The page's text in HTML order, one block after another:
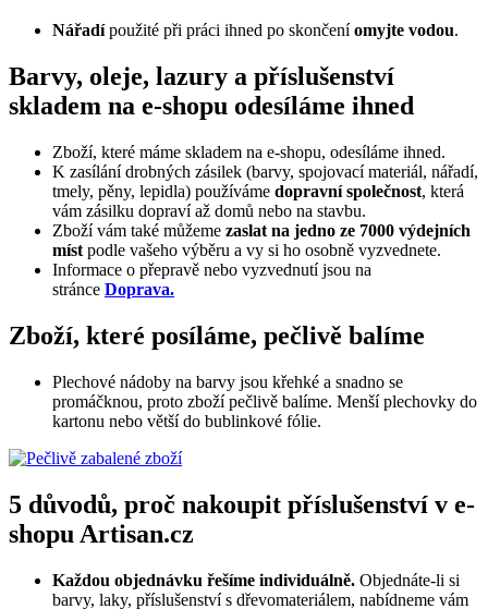
Nářadípoužité při práci ihned po skončeníomyjte vodou.
Barvy, oleje, lazury a příslušenství
skladem na e-shopu odesíláme ihned
Zboží, které máme skladem na e-shopu, odesíláme ihned.
K zasílání drobných zásilek (barvy, spojovací materiál, nářadí,
tmely, pěny, lepidla) používáme dopravní společnost, která
vám zásilku dopraví až domů nebo na stavbu.
Zboží vám také můžeme zaslat na jedno ze 7000 výdejních
míst podle vašeho výběru a vy si ho osobně vyzvednete.
Informace o přepravě nebo vyzvednutí jsou na
stránce Doprava.
Zboží, které posíláme, pečlivě balíme
Plechové nádoby na barvy jsou křehké a snadno se
promáčknou, proto zboží pečlivě balíme. Menší plechovky do
kartonu nebo větší do bublinkové fólie.
5 důvodů, proč nakoupit příslušenství v e-
shopu Artisan.cz
Každou objednávku řešíme individuálně. Objednáte-li si
barvy, laky, příslušenství s dřevomateriálem, nabídneme vám